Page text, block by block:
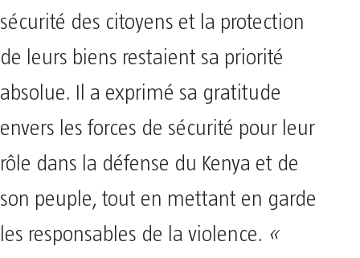
sécurité des citoyens et la protection
de leurs biens restaient sa priorité
absolue. Il a exprimé sa gratitude
envers les forces de sécurité pour leur
rôle dans la défense du Kenya et de
son peuple, tout en mettant en garde
les responsables de la violence. «